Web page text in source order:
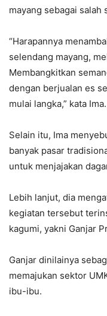
mayang sebagai salah
“Harapannya
selendang mayang,
Membangkitkan
dengan berjualan es
mulai langka,” kata Ima.
Selain itu, Ima
banyak pasar
untuk menjajakan
Lebih lanjut, dia
kegiatan tersebut
kagumi, yakni Ganjar
Ganjar dinilainya
memajukan sektor
ibu-ibu.